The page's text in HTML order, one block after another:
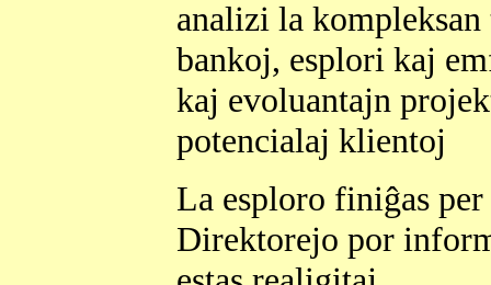
analizi la
bankoj, esplori kaj
kaj evoluantajn
potencialaj klientoj
La esploro finiĝas
Direktorejo por